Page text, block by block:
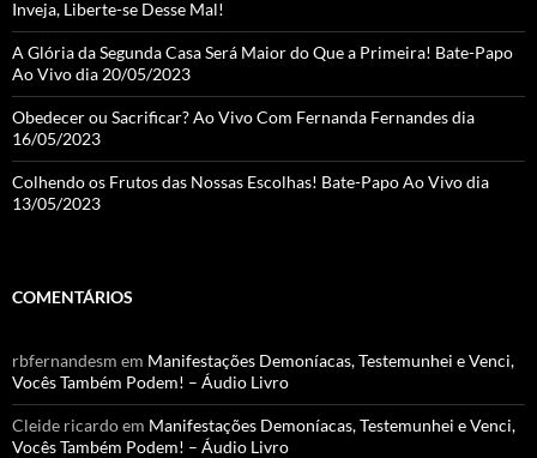
Inveja, Liberte-se Desse Mal!
A Glória da Segunda Casa Será Maior do Que a Primeira! Bate-Papo
Ao Vivo dia 20/05/2023
Obedecer ou Sacrificar? Ao Vivo Com Fernanda Fernandes dia
16/05/2023
Colhendo os Frutos das Nossas Escolhas! Bate-Papo Ao Vivo dia
13/05/2023
COMENTÁRIOS
rbfernandesm em Manifestações Demoníacas, Testemunhei e Venci,
Vocês Também Podem! – Áudio Livro
Cleide ricardoem Manifestações Demoníacas, Testemunhei e Venci,
Vocês Também Podem! – Áudio Livro